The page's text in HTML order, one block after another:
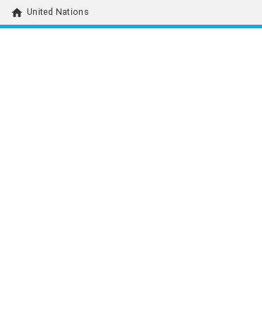
home United Nations